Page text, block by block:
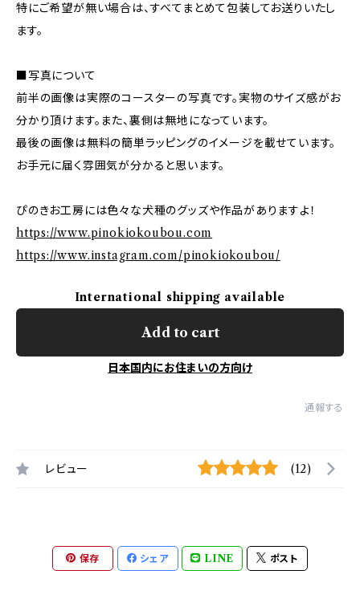
特にご希望が無い場合は、すべてまとめて包装してお送りいたし
ます。
■写真について
前半の画像は実際のコースターの写真です。実物のサイズ感がお
分かり頂けます。また、裏側は無地になっています。
最後の画像は無料の簡単ラッピングのイメージを載せています。
お手元に届く雰囲気が分かると思います。
ぴのきお工房には色々な犬種のグッズや作品がありますよ！
https://www.pinokiokoubou.com
https://www.instagram.com/pinokiokoubou/
International shipping available
Add to cart
日本国内にお住まいの方向け
通報する
レビュー (12)
保存 シェア LINE ポスト